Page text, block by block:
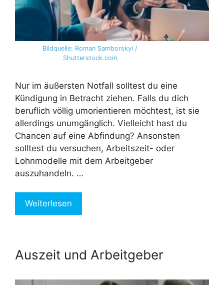
Bildquelle: Roman Samborskyi /
Shutterstock.com
Nur im äußersten Notfall solltest du eine
Kündigung in Betracht ziehen. Falls du dich
beruflich völlig umorientieren möchtest, ist sie
allerdings unumgänglich. Vielleicht hast du
Chancen auf eine Abfindung? Ansonsten
solltest du versuchen, Arbeitszeit- oder
Lohnmodelle mit dem Arbeitgeber
auszuhandeln. …
Weiterlesen
Auszeit und Arbeitgeber